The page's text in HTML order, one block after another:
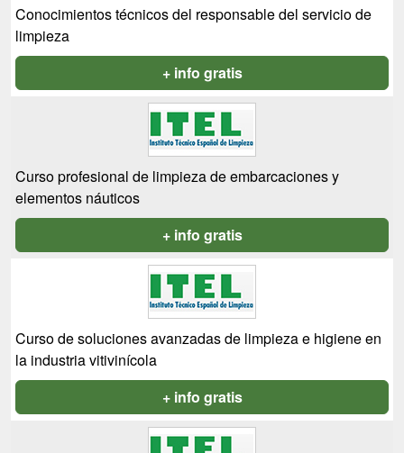
Conocimientos técnicos del responsable del servicio de
limpieza
+ info gratis
Curso profesional de limpieza de embarcaciones y
elementos náuticos
+ info gratis
Curso de soluciones avanzadas de limpieza e higiene en
la industria vitivinícola
+ info gratis